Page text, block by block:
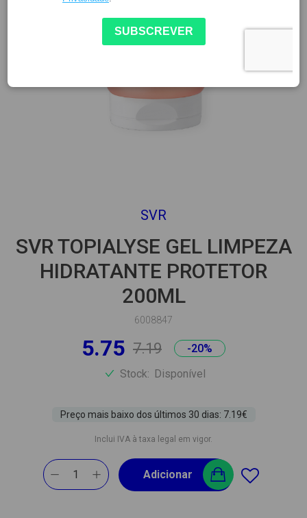
SVR
SVR TOPIALYSE GEL LIMPEZA
HIDRATANTE PROTETOR
200ML
6008847
5.75 7.19
-20%
Stock: Disponível
Preço mais baixo dos últimos 30 dias: 7.19€
Inclui IVA à taxa legal em vigor.
1 Adicionar